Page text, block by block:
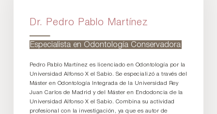
Dr. Pedro Pablo Martínez
Especialista en Odontología Conservadora
Pedro Pablo Martínez es licenciado en Odontología por la
Universidad Alfonso X el Sabio. Se especializó a través del
Máster en Odontología Integrada de la Universidad Rey
Juan Carlos de Madrid y del Máster en Endodoncia de la
Universidad Alfonso X el Sabio. Combina su actividad
profesional con la investigación, ya que es autor de